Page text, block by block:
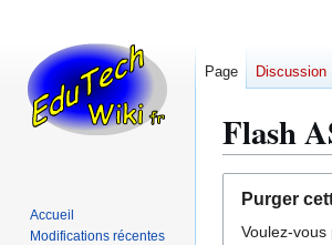
Flash
Purger
Voulez-
Page Discussion
Accueil
Modifications récentes